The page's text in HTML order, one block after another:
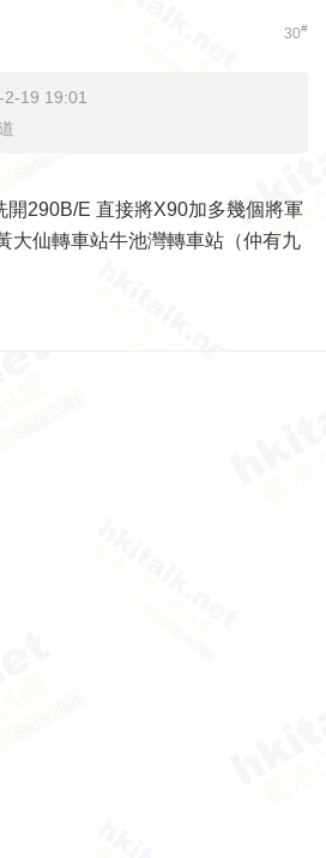
30#
19 19:01
290B/E 直接將X90加多幾個將軍
仙轉車站牛池灣轉車站（仲有九